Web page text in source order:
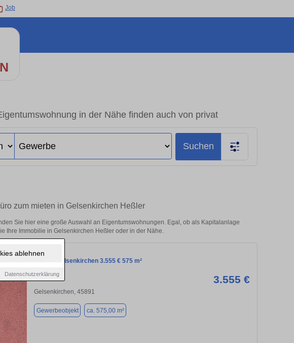
ablehnen
Datenschutzerklärung
Job
in der Nähe finden auch von privat
Suchen
zum mieten in Gelsenkirchen Heßler
Sie hier eine große Auswahl an Eigentumswohnungen. Egal, ob als Kapitalanlage
Ihre Immobilie in Gelsenkirchen Heßler oder in der Nähe.
Büro in Gelsenkirchen 3.555 € 575 m²
3.555 €
Gelsenkirchen, 45891
Gewerbeobjekt ca. 575,00 m²